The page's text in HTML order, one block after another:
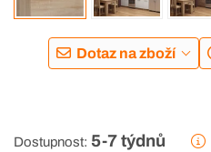
Dotaz na zboží
Dostupnost: 5-7 týdnů